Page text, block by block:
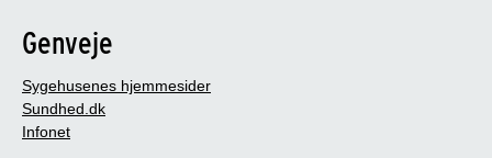
Genveje
Sygehusenes hjemmesider
Sundhed.dk
Infonet